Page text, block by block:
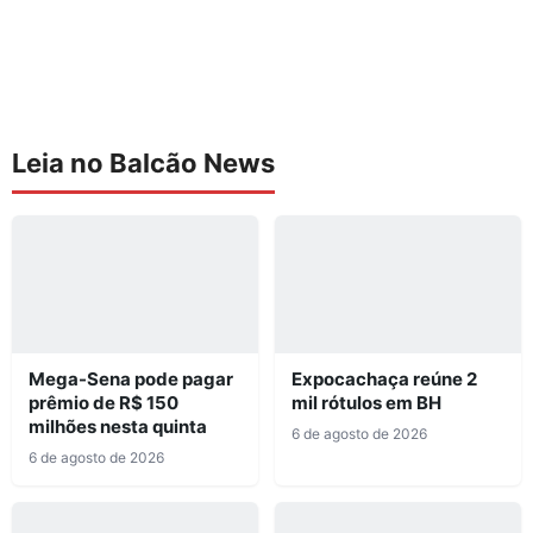
Leia no Balcão News
Mega-Sena pode pagar
prêmio de R$ 150
milhões nesta quinta
6 de agosto de 2026
Expocachaça reúne 2
mil rótulos em BH
6 de agosto de 2026